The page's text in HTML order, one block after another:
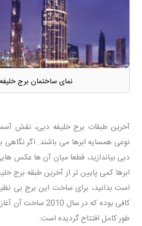
نمای ساختمان برج
آخرین طبقات برج خلیفه دبی، نقش
نوعی همسایه ابرها می باشند. اگر
دبی بیاندازید، قطعا میان آن ها عکس
ابرها کمی پایین تر از آخرین طبقه برج
طور کامل افتتاح گردیده است.